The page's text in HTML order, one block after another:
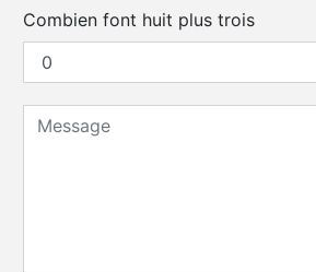
Combien font huit plus trois